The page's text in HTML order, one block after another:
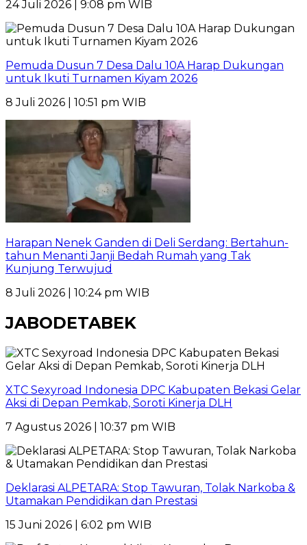
24 Juli 2026 | 9:08 pm WIB
Pemuda Dusun 7 Desa Dalu 10A Harap Dukungan
untuk Ikuti Turnamen Kiyam 2026
8 Juli 2026 | 10:51 pm WIB
Harapan Nenek Ganden di Deli Serdang: Bertahun-
tahun Menanti Janji Bedah Rumah yang Tak
Kunjung Terwujud
8 Juli 2026 | 10:24 pm WIB
JABODETABEK
XTC Sexyroad Indonesia DPC Kabupaten Bekasi Gelar
Aksi di Depan Pemkab, Soroti Kinerja DLH
7 Agustus 2026 | 10:37 pm WIB
Deklarasi ALPETARA: Stop Tawuran, Tolak Narkoba &
Utamakan Pendidikan dan Prestasi
15 Juni 2026 | 6:02 pm WIB